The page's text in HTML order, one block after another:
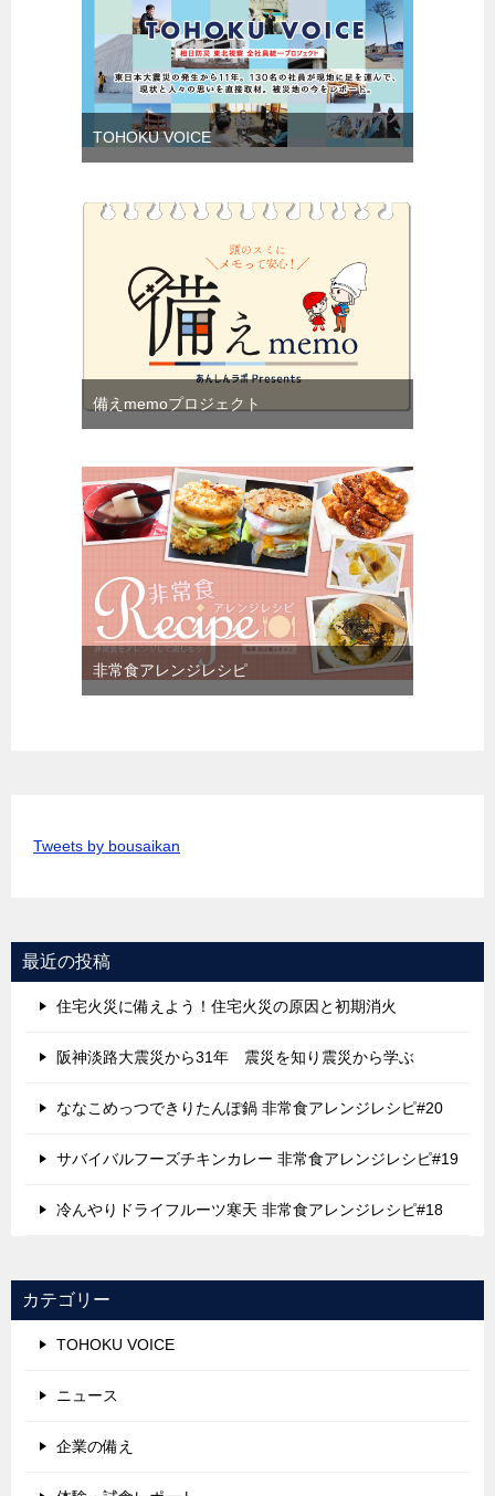
TOHOKU VOICE
備えmemoプロジェクト
非常食アレンジレシピ
Tweets by bousaikan
最近の投稿
住宅火災に備えよう！住宅火災の原因と初期消火
阪神淡路大震災から31年 震災を知り震災から学ぶ
ななこめっつできりたんぽ鍋 非常食アレンジレシピ#20
サバイバルフーズチキンカレー 非常食アレンジレシピ#19
冷んやりドライフルーツ寒天 非常食アレンジレシピ#18
カテゴリー
TOHOKU VOICE
ニュース
企業の備え